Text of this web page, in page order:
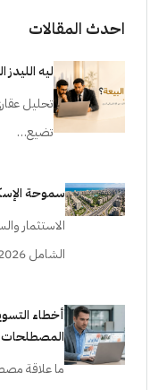
احدث المقالات
ليه
تحليل
تضيع…
سموحة الإسكندرية 2026 | تحديث
الاستثمار
الشامل 2026 تعتبر…
أخطاء
المصطلحات
ما علاقة